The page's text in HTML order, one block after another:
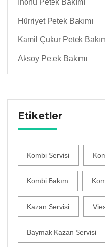
İnönü Petek Bakımı
Hürriyet Petek Bakımı
Kamil Çukur Petek
Aksoy Petek Bakımı
Etiketler
Kombi Servisi
Kombi Bakım
Kazan Servisi
Baymak Kazan Servisi